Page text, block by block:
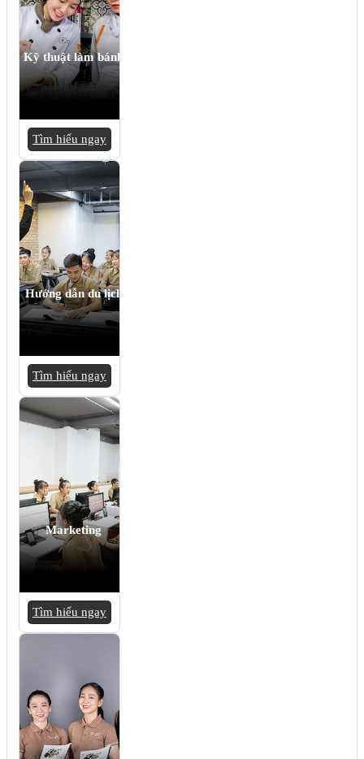
Kỹ thuật làm bánh
Tìm hiểu ngay
Hướng dẫn du lịch
Tìm hiểu ngay
Marketing
Tìm hiểu ngay